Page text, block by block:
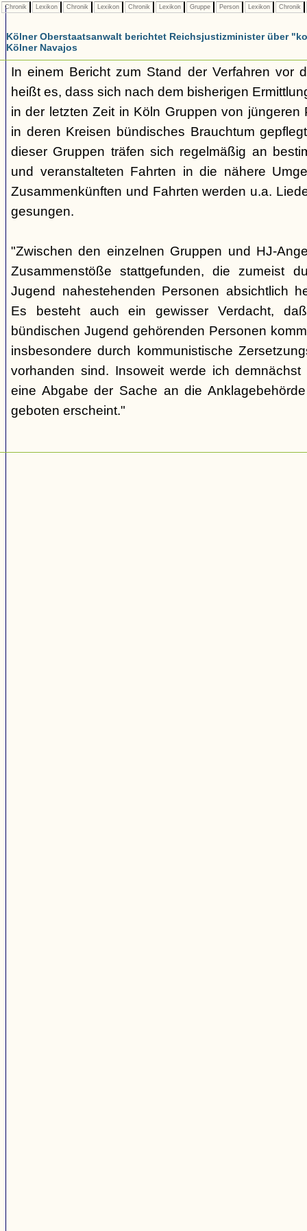
Chronik Lexikon Chronik Lexikon Chronik Lexikon Gruppe Person Lexikon Chronik
Kölner Oberstaatsanwalt berichtet Reichsjustizminister über
Kölner Navajos
In einem Bericht zum Stand der Verfahren vor
heißt es, dass sich nach dem bisherigen
in der letzten Zeit in Köln Gruppen von jüngeren
in deren Kreisen bündisches Brauchtum
dieser Gruppen träfen sich regelmäßig an
und veranstalteten Fahrten in die nähere
Zusammenkünften und Fahrten werden u.a.
gesungen.
"Zwischen den einzelnen Gruppen und HJ-
Zusammenstöße stattgefunden, die zumeist
Jugend nahestehenden Personen absichtlich
Es besteht auch ein gewisser Verdacht,
bündischen Jugend gehörenden Personen
insbesondere durch kommunistische
vorhanden sind. Insoweit werde ich
eine Abgabe der Sache an die
geboten erscheint."